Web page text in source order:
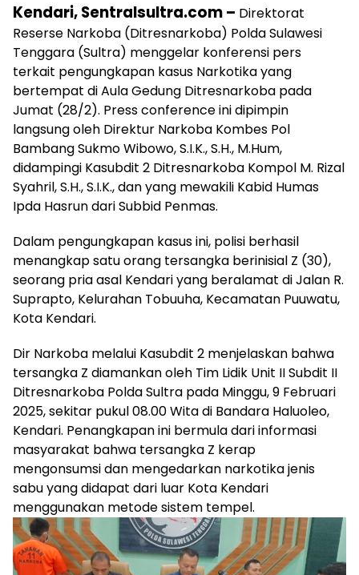
Kendari, Sentralsultra.com – Direktorat
Reserse Narkoba (Ditresnarkoba) Polda Sulawesi
Tenggara (Sultra) menggelar konferensi pers
terkait pengungkapan kasus Narkotika yang
bertempat di Aula Gedung Ditresnarkoba pada
Jumat (28/2). Press conference ini dipimpin
langsung oleh Direktur Narkoba Kombes Pol
Bambang Sukmo Wibowo, S.I.K., S.H., M.Hum,
didampingi Kasubdit 2 Ditresnarkoba Kompol M. Rizal
Syahril, S.H., S.I.K., dan yang mewakili Kabid Humas
Ipda Hasrun dari Subbid Penmas.
Dalam pengungkapan kasus ini, polisi berhasil
menangkap satu orang tersangka berinisial Z (30),
seorang pria asal Kendari yang beralamat di Jalan R.
Suprapto, Kelurahan Tobuuha, Kecamatan Puuwatu,
Kota Kendari.
Dir Narkoba melalui Kasubdit 2 menjelaskan bahwa
tersangka Z diamankan oleh Tim Lidik Unit II Subdit II
Ditresnarkoba Polda Sultra pada Minggu, 9 Februari
2025, sekitar pukul 08.00 Wita di Bandara Haluoleo,
Kendari. Penangkapan ini bermula dari informasi
masyarakat bahwa tersangka Z kerap
mengonsumsi dan mengedarkan narkotika jenis
sabu yang didapat dari luar Kota Kendari
menggunakan metode sistem tempel.